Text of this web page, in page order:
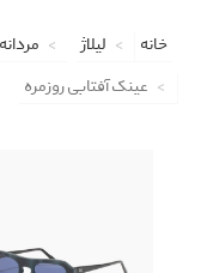
خانه لیلاژ مردانه
عینک آفتابی روزمره